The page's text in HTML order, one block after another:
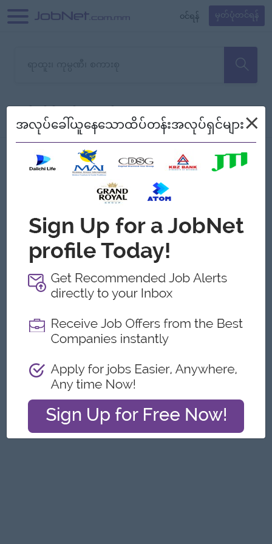
၀င်ရန် မှတ်ပုံတင်ရန်
သော အလုပ်မရှိသေးပါ။
စစ်ရန် စဉ်၍ကြည့်မည်
Myanmar
အလုပ်ခေါ်ယူနေသောထိပ်တန်းအလုပ်ရှင်များ×